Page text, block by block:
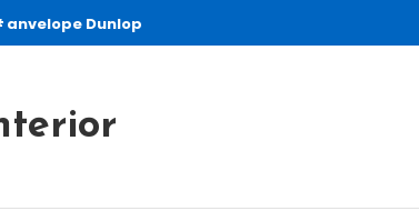
anvelope Dunlop